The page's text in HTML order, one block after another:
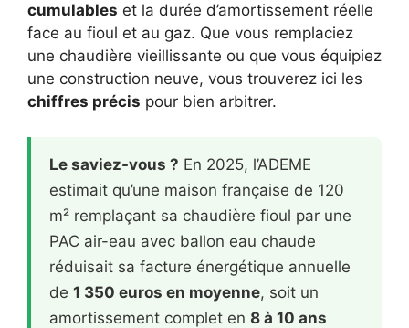
cumulables et la durée d’amortissement réelle
face au fioul et au gaz. Que vous remplaciez
une chaudière vieillissante ou que vous équipiez
une construction neuve, vous trouverez ici les
chiffres précis pour bien arbitrer.
Le saviez-vous ? En 2025, l’ADEME
estimait qu’une maison française de 120
m² remplaçant sa chaudière fioul par une
PAC air-eau avec ballon eau chaude
réduisait sa facture énergétique annuelle
de 1 350 euros en moyenne, soit un
amortissement complet en 8 à 10 ans